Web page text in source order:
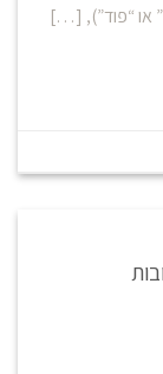
או “פוד”), […]